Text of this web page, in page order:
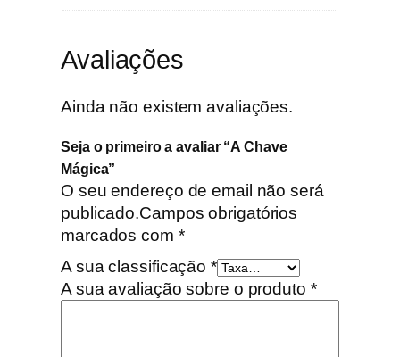
Avaliações
Ainda não existem avaliações.
Seja o primeiro a avaliar “A Chave
Mágica”
O seu endereço de email não será
publicado.Campos obrigatórios
marcados com *
A sua classificação *
A sua avaliação sobre o produto *